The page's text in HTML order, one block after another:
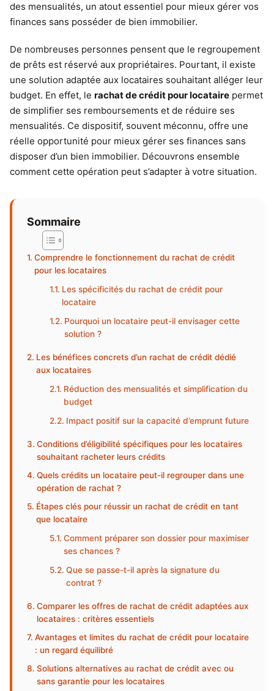
des mensualités, un atout essentiel pour mieux gérer vos
finances sans posséder de bien immobilier.
De nombreuses personnes pensent que le regroupement
de prêts est réservé aux propriétaires. Pourtant, il existe
une solution adaptée aux locataires souhaitant alléger leur
budget. En effet, le rachat de crédit pour locataire permet
de simplifier ses remboursements et de réduire ses
mensualités. Ce dispositif, souvent méconnu, offre une
réelle opportunité pour mieux gérer ses finances sans
disposer d’un bien immobilier. Découvrons ensemble
comment cette opération peut s’adapter à votre situation.
Sommaire
Comprendre le fonctionnement du rachat de crédit
pour les locataires
Les spécificités du rachat de crédit pour
locataire
Pourquoi un locataire peut-il envisager cette
solution ?
Les bénéfices concrets d’un rachat de crédit dédié
aux locataires
Réduction des mensualités et simplification du
budget
Impact positif sur la capacité d’emprunt future
Conditions d’éligibilité spécifiques pour les locataires
souhaitant racheter leurs crédits
Quels crédits un locataire peut-il regrouper dans une
opération de rachat ?
Étapes clés pour réussir un rachat de crédit en tant
que locataire
Comment préparer son dossier pour maximiser
ses chances ?
Que se passe-t-il après la signature du
contrat ?
Comparer les offres de rachat de crédit adaptées aux
locataires : critères essentiels
Avantages et limites du rachat de crédit pour locataire
: un regard équilibré
Solutions alternatives au rachat de crédit avec ou
sans garantie pour les locataires